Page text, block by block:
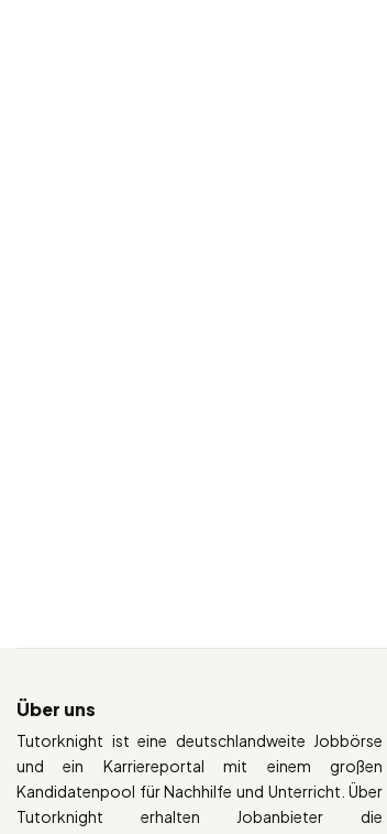
Über uns
Tutorknight ist eine deutschlandweite Jobbörse
und ein Karriereportal mit einem großen
Kandidatenpool für Nachhilfe und Unterricht. Über
Tutorknight erhalten Jobanbieter die